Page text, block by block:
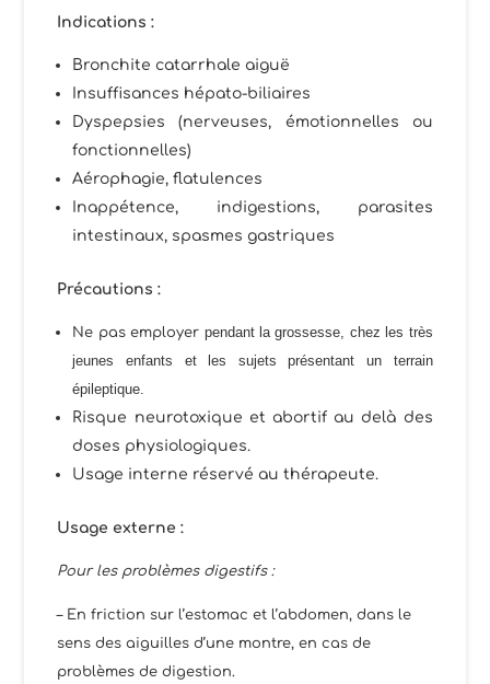
Indications :
Bronchite catarrhale aiguë
Insuffisances hépato-biliaires
Dyspepsies (nerveuses, émotionnelles ou
fonctionnelles)
Aérophagie, flatulences
Inappétence, indigestions, parasites
intestinaux, spasmes gastriques
Précautions :
Ne pas employer pendant la grossesse, chez les très
jeunes enfants et les sujets présentant un terrain
épileptique.
Risque neurotoxique et abortif au delà des
doses physiologiques.
Usage interne réservé au thérapeute.
Usage externe :
Pour les problèmes digestifs :
– En friction sur l’estomac et l’abdomen, dans le
sens des aiguilles d’une montre, en cas de
problèmes de digestion.